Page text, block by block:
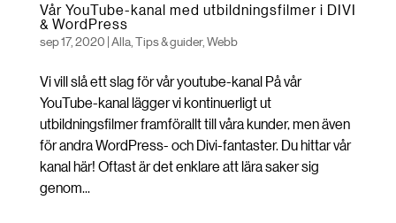
Vår YouTube-kanal med utbildningsfilmer i DIVI
& WordPress
sep 17, 2020 Alla, Tips & guider, Webb
Vi vill slå ett slag för vår youtube-kanal På vår
YouTube-kanal lägger vi kontinuerligt ut
utbildningsfilmer framförallt till våra kunder, men även
för andra WordPress- och Divi-fantaster. Du hittar vår
kanal här! Oftast är det enklare att lära saker sig
genom...